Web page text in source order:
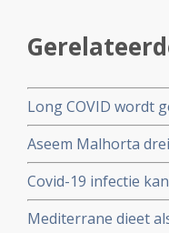
Long COVID wordt
cytotoxische CD8+
immuunreacties op
patienten met
Aseem Malhorta
Covid mRNA
jarige leeftijd
Covid-19 infectie
gedurende drie jaar
Mediterrane dieet